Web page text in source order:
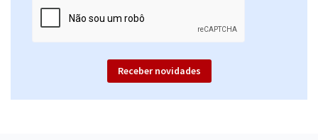
Receber novidades